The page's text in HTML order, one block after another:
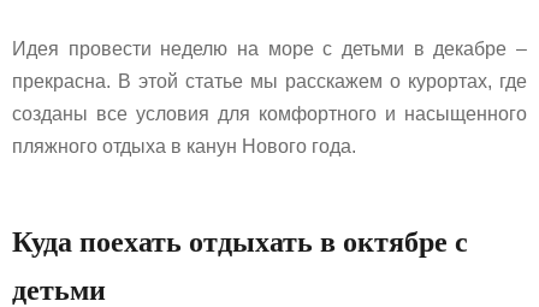
Идея провести неделю на море с детьми в декабре –
прекрасна. В этой статье мы расскажем о курортах, где
созданы все условия для комфортного и насыщенного
пляжного отдыха в канун Нового года.
Куда поехать отдыхать в октябре с
детьми